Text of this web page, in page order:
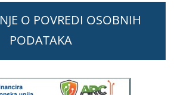
O POVREDI OSOBNIH
PODATAKA